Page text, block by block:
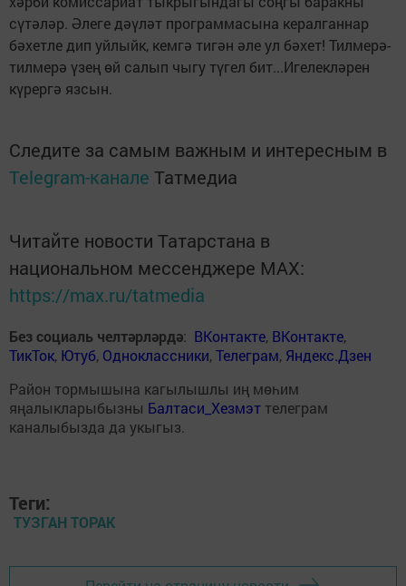
сүтәләр. Әлеге дәүләт программасына кералганнар
бәхетле дип уйлыйк, кемгә тигән әле ул бәхет! Тилмерә-
тилмерә үзең өй салып чыгу түгел бит...Игелекләрен
күрергә язсын.
Следите за самым важным и интересным в
Telegram-канале Татмедиа
Читайте новости Татарстана в
национальном мессенджере MАХ:
https://max.ru/tatmedia
Без социаль челтәрләрдә: ВКонтакте, ВКонтакте,
ТикТок, Ютуб, Одноклассники,Телеграм, Яндекс.Дзен
Район тормышына кагылышлы иң мөһим
яңалыкларыбызны Балтаси_Хезмэт телеграм
каналыбызда да укыгыз.
Теги:
ТУЗГАН ТОРАК